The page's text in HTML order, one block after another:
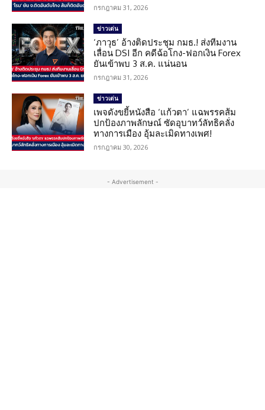
กรกฎาคม 31, 2026
ข่าวเด่น
‘ภาวุธ’ อ้างติดประชุม กมธ.! ส่งทีมงาน
เลื่อน DSI อีก คดีฉ้อโกง-ฟอกเงิน Forex
ยันเข้าพบ 3 ส.ค. แน่นอน
กรกฎาคม 31, 2026
ข่าวเด่น
เพจดังขยี้หนังสือ ‘แก้วตา’ แฉพรรคส้ม
ปกป้องภาพลักษณ์ ซัดอุบาทว์ลัทธิคลั่ง
ทางการเมือง อุ้มละเมิดทางเพศ!
กรกฎาคม 30, 2026
- Advertisement -